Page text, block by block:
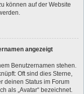
können auf der Website
angezeigt
Benutzernamen stehen.
Oft sind dies Sterne,
deinen Status im Forum
als „Avatar“ bezeichnet.